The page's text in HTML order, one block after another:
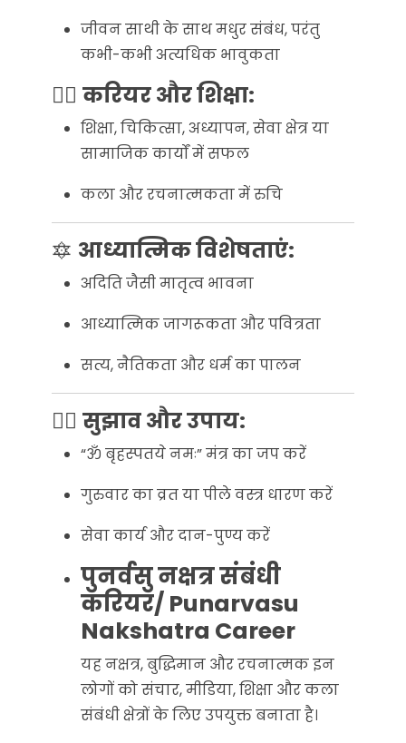
जीवन साथी के साथ मधुर संबंध, परंतु
कभी-कभी अत्यधिक भावुकता
🧘‍♀️ करियर और शिक्षा:
शिक्षा, चिकित्सा, अध्यापन, सेवा क्षेत्र या
सामाजिक कार्यों में सफल
कला और रचनात्मकता में रुचि
🔯 आध्यात्मिक विशेषताएं:
अदिति जैसी मातृत्व भावना
आध्यात्मिक जागरूकता और पवित्रता
सत्य, नैतिकता और धर्म का पालन
🧘‍♂️ सुझाव और उपाय:
“ॐ बृहस्पतये नमः” मंत्र का जप करें
गुरुवार का व्रत या पीले वस्त्र धारण करें
सेवा कार्य और दान-पुण्य करें
पुनर्वसु नक्षत्र संबंधी
करियर/ Punarvasu
Nakshatra Career
यह नक्षत्र, बुद्धिमान और रचनात्मक इन
लोगों को संचार, मीडिया, शिक्षा और कला
संबंधी क्षेत्रों के लिए उपयुक्त बनाता है।